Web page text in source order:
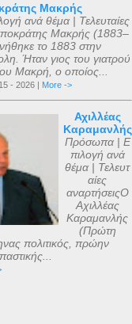
Μακρής
ανά θέμα | Τελευταίες
Μακρής (1883–
το 1883 στην
Ήταν γιος του γιατρού
Μακρή, ο οποίος...
- 2026 | More ->
Αχιλλέας
Καραμανλής
Πρόσωπα | Ε
πιλογή ανά
θέμα | Τελευτ
αίες
αναρτήσειςΟ
Αχιλλέας
Καραμανλής
(Πρώτη
πολιτικός, πρώην